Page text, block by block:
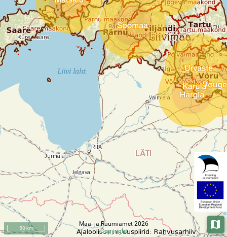
50 km
Maa- ja Ruumiamet 2026
Copyright